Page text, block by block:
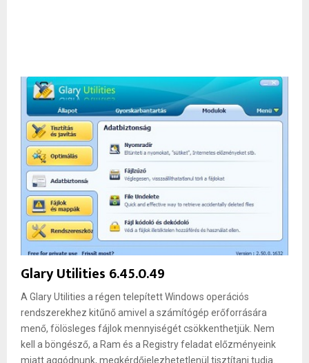
Glary Utilities 6.45.0.49
A Glary Utilities a régen telepített Windows operációs
rendszerekhez kitűnő amivel a számítógép erőforrására
menő, fölösleges fájlok mennyiségét csökkenthetjük. Nem
kell a böngésző, a Ram és a Registry feladat előzményeink
miatt aggódnunk, megkérdőjelezhetetlenül tisztítani tudja.